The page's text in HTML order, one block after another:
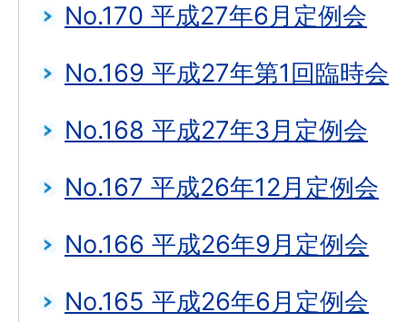
No.170 平成27年6月定例会
No.169 平成27年第1回臨時会
No.168 平成27年3月定例会
No.167 平成26年12月定例会
No.166 平成26年9月定例会
No.165 平成26年6月定例会